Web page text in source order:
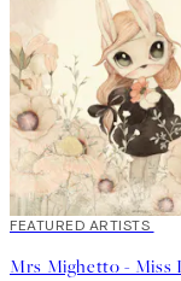
40%*
FEATURED ARTISTS
Mrs Mighetto - Miss